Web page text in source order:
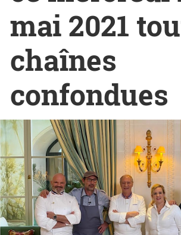
mai 2021
chaînes
confondues